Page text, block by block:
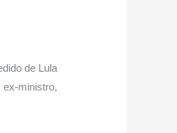
de Lula
ex-ministro,